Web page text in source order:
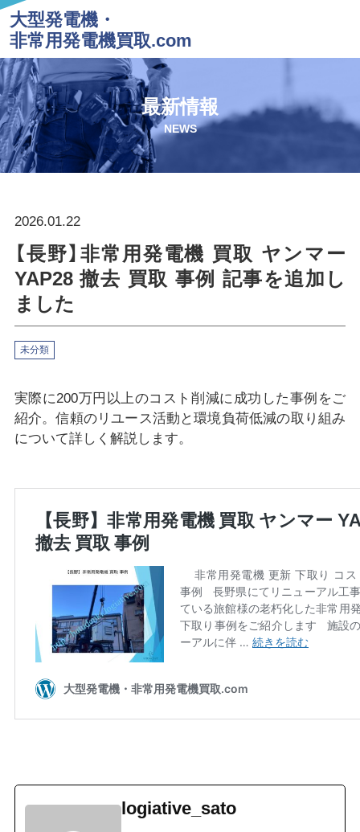
大型発電機・
非常用発電機買取.com
最新情報
NEWS
2026.01.22
【長野】非常用発電機 買取 ヤンマー
YAP28 撤去 買取 事例 記事を追加し
ました
未分類
実際に200万円以上のコスト削減に成功した事例をご
紹介。信頼のリユース活動と環境負荷低減の取り組み
について詳しく解説します。
logiative_sato